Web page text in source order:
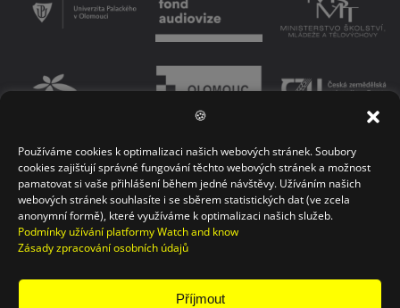
🍪
Používáme cookies k optimalizaci našich webových stránek. Soubory
cookies zajišťují správné fungování těchto webových stránek a možnost
pamatovat si vaše přihlášení během jedné návštěvy. Užíváním našich
webových stránek souhlasíte i se sběrem statistických dat (ve zcela
anonymní formě), které využíváme k optimalizaci našich služeb.
Podmínky užívání platformy Watch and know
Zásady zpracování osobních údajů
Příjmout
PODMÍNKY UŽÍVÁNÍ PLATFORMY ZÁSADY OCHRANY OSOBNÍCH ÚDAJŮ
KONTAKT